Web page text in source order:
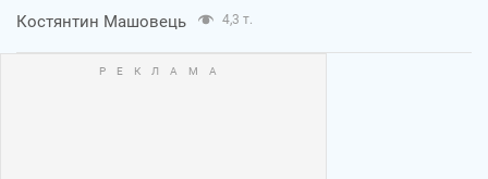
Костянтин Машовець 4,3 т.